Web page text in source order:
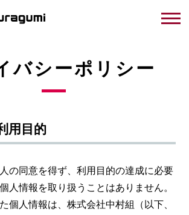
バシーポリシー
用目的
の同意を得ず、利用目的の達成に必要
人情報を取り扱うことはありません。
個人情報は、株式会社中村組（以下、